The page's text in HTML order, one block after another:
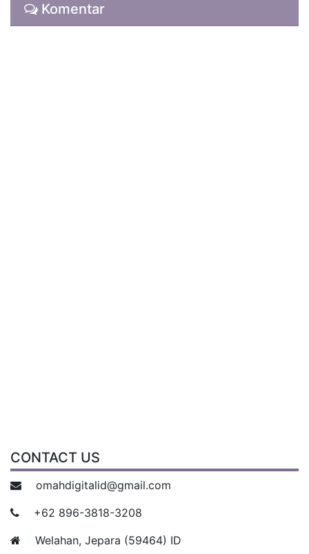
Komentar
CONTACT US
omahdigitalid@gmail.com
+62 896-3818-3208
Welahan, Jepara (59464) ID